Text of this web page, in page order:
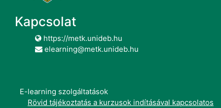
Kapcsolat
https://metk.unideb.hu
elearning@metk.unideb.hu
E-learning szolgáltatások
Rövid tájékoztatás a kurzusok indításával kapcsolatos